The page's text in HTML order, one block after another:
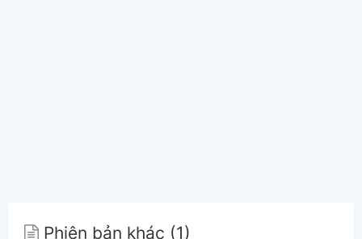
Phiên bản khác (1)